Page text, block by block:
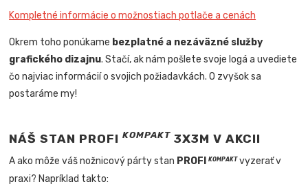
Kompletné informácie o možnostiach potlače a cenách
Okrem toho ponúkame bezplatné a nezáväzné služby
grafického dizajnu. Stačí, ak nám pošlete svoje logá a uvediete
čo najviac informácií o svojich požiadavkách. O zvyšok sa
postaráme my!
NÁŠ STAN PROFIKOMPAKT 3X3M V AKCII
A ako môže váš nožnicový párty stan PROFIKOMPAKTvyzerať v
praxi? Napríklad takto: